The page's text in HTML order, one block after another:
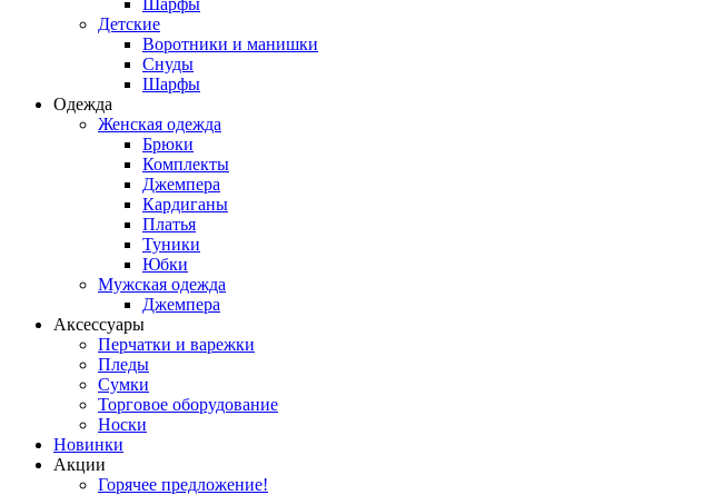
Шарфы
Детские
Воротники и манишки
Снуды
Шарфы
Одежда
Женская одежда
Брюки
Комплекты
Джемпера
Кардиганы
Платья
Туники
Юбки
Мужская одежда
Джемпера
Аксессуары
Перчатки и варежки
Пледы
Сумки
Торговое оборудование
Носки
Новинки
Акции
Горячее предложение!